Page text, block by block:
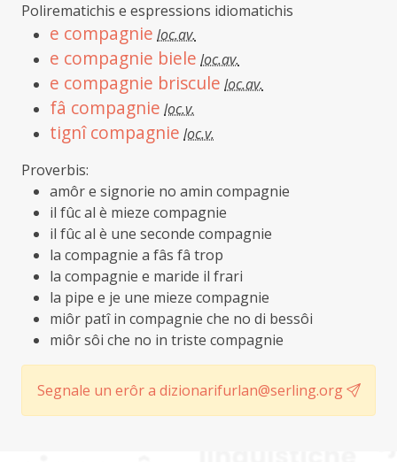
Polirematichis e espressions idiomatichis
e compagnie loc.av.
e compagnie biele loc.av.
e compagnie briscule loc.av.
fâ compagnie loc.v.
tignî compagnie loc.v.
Proverbis:
amôr e signorie no amin compagnie
il fûc al è mieze compagnie
il fûc al è une seconde compagnie
la compagnie a fâs fâ trop
la compagnie e maride il frari
la pipe e je une mieze compagnie
miôr patî in compagnie che no di bessôi
miôr sôi che no in triste compagnie
Segnale un erôr a dizionarifurlan@serling.org